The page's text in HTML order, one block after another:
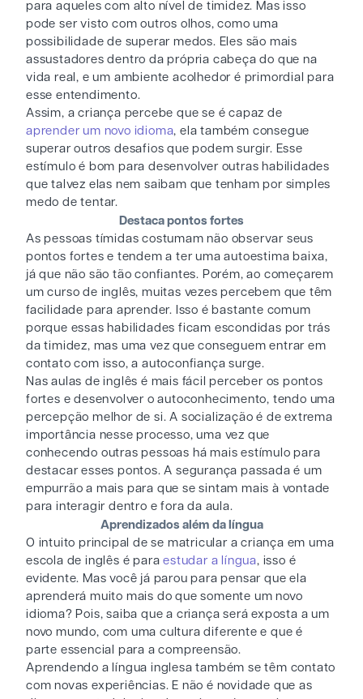
para aqueles com alto nível de timidez. Mas isso
pode ser visto com outros olhos, como uma
possibilidade de superar medos. Eles são mais
assustadores dentro da própria cabeça do que na
vida real, e um ambiente acolhedor é primordial para
esse entendimento.
Assim, a criança percebe que se é capaz de
aprender um novo idioma, ela também consegue
superar outros desafios que podem surgir. Esse
estímulo é bom para desenvolver outras habilidades
que talvez elas nem saibam que tenham por simples
medo de tentar.
Destaca pontos fortes
As pessoas tímidas costumam não observar seus
pontos fortes e tendem a ter uma autoestima baixa,
já que não são tão confiantes. Porém, ao começarem
um curso de inglês, muitas vezes percebem que têm
facilidade para aprender. Isso é bastante comum
porque essas habilidades ficam escondidas por trás
da timidez, mas uma vez que conseguem entrar em
contato com isso, a autoconfiança surge.
Nas aulas de inglês é mais fácil perceber os pontos
fortes e desenvolver o autoconhecimento, tendo uma
percepção melhor de si. A socialização é de extrema
importância nesse processo, uma vez que
conhecendo outras pessoas há mais estímulo para
destacar esses pontos. A segurança passada é um
empurrão a mais para que se sintam mais à vontade
para interagir dentro e fora da aula.
Aprendizados além da língua
O intuito principal de se matricular a criança em uma
escola de inglês é paraestudar a língua, isso é
evidente. Mas você já parou para pensar que ela
aprenderá muito mais do que somente um novo
idioma? Pois, saiba que a criança será exposta a um
novo mundo, com uma cultura diferente e que é
parte essencial para a compreensão.
Aprendendo a língua inglesa também se têm contato
com novas experiências. E não é novidade que as